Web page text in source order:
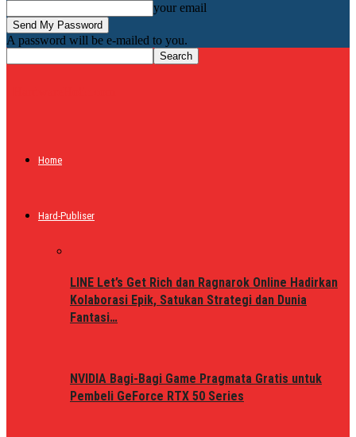
your email
A password will be e-mailed to you.
Home
Hard-Publiser
LINE Let’s Get Rich dan Ragnarok Online Hadirkan
Kolaborasi Epik, Satukan Strategi dan Dunia
Fantasi…
NVIDIA Bagi-Bagi Game Pragmata Gratis untuk
Pembeli GeForce RTX 50 Series